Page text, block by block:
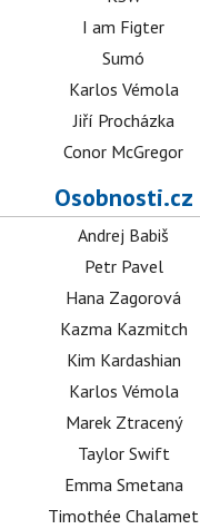
I am Figter
Sumó
Karlos Vémola
Jiří Procházka
Conor McGregor
Osobnosti.cz
Andrej Babiš
Petr Pavel
Hana Zagorová
Kazma Kazmitch
Kim Kardashian
Karlos Vémola
Marek Ztracený
Taylor Swift
Emma Smetana
Timothée Chalamet